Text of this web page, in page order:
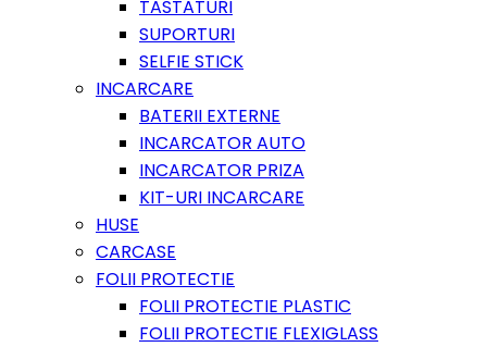
TASTATURI
SUPORTURI
SELFIE STICK
INCARCARE
BATERII EXTERNE
INCARCATOR AUTO
INCARCATOR PRIZA
KIT-URI INCARCARE
HUSE
CARCASE
FOLII PROTECTIE
FOLII PROTECTIE PLASTIC
FOLII PROTECTIE FLEXIGLASS